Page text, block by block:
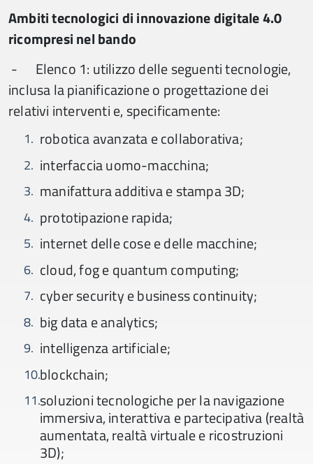
Ambiti tecnologici di innovazione digitale 4.0
ricompresi nel bando
- Elenco 1: utilizzo delle seguenti tecnologie,
inclusa la pianificazione o progettazione dei
relativi interventi e, specificamente:
robotica avanzata e collaborativa;
interfaccia uomo-macchina;
manifattura additiva e stampa 3D;
prototipazione rapida;
internet delle cose e delle macchine;
cloud, fog e quantum computing;
cyber security e business continuity;
big data e analytics;
intelligenza artificiale;
blockchain;
soluzioni tecnologiche per la navigazione
immersiva, interattiva e partecipativa (realtà
aumentata, realtà virtuale e ricostruzioni
3D);